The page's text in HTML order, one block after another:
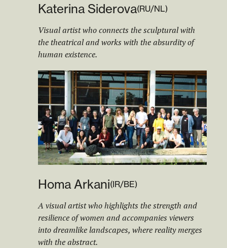
Katerina Siderova(RU/NL)
Visual artist who connects the sculptural with
the theatrical and works with the absurdity of
human existence.
Homa Arkani(IR/BE)
A visual artist who highlights the strength and
resilience of women and accompanies viewers
into dreamlike landscapes, where reality merges
with the abstract.